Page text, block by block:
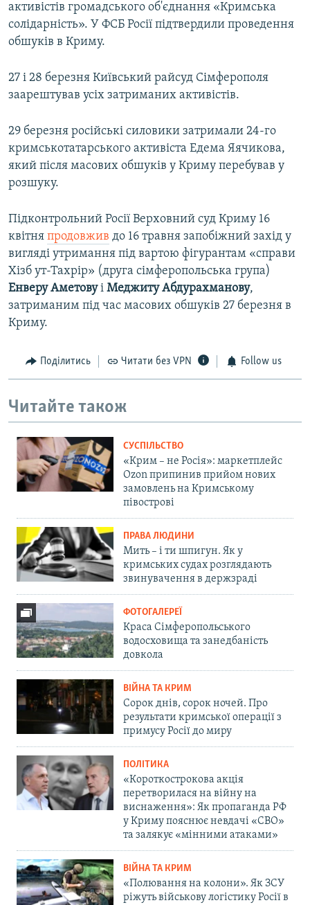
активістів громадського об'єднання «Кримська
солідарність». У ФСБ Росії підтвердили проведення
обшуків в Криму.
27 і 28 березня Київський райсуд Сімферополя
заарештував усіх затриманих активістів.
29 березня російські силовики затримали 24-го
кримськотатарського активіста Едема Яячикова,
який після масових обшуків у Криму перебував у
розшуку.
Підконтрольний Росії Верховний суд Криму 16
квітня продовжив до 16 травня запобіжний захід у
вигляді утримання під вартою фігурантам «справи
Хізб ут-Тахрір» (друга сімферопольська група)
Енверу Аметовуі Меджиту Абдурахманову,
затриманим під час масових обшуків 27 березня в
Криму.
Поділитись Читати без VPN Follow us
Читайте також
СУСПІЛЬСТВО
«Крим – не Росія»: маркетплейс
Ozon припинив прийом нових
замовлень на Кримському
півострові
ПРАВА ЛЮДИНИ
Мить – і ти шпигун. Як у
кримських судах розглядають
звинувачення в держзраді
ФОТОГАЛЕРЕЇ
Краса Сімферопольського
водосховища та занедбаність
довкола
ВІЙНА ТА КРИМ
Сорок днів, сорок ночей. Про
результати кримської операції з
примусу Росії до миру
ПОЛІТИКА
«Короткострокова акція
перетворилася на війну на
виснаження»: Як пропаганда РФ
у Криму пояснює невдачі «СВО»
та залякує «мінними атаками»
ВІЙНА ТА КРИМ
«Полювання на колони». Як ЗСУ
ріжуть військову логістику Росії в